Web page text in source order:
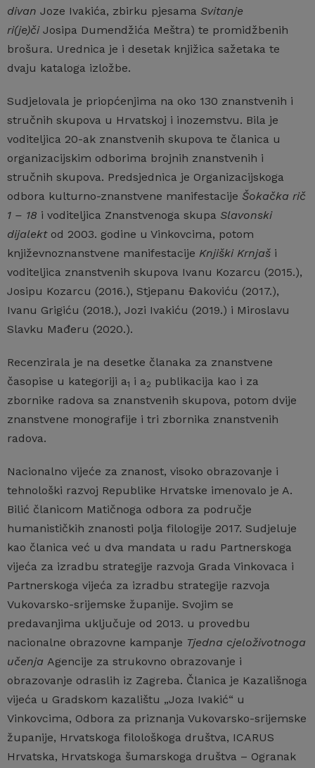
divan Joze Ivakića, zbirku pjesama Svitanje
ri(je)čiJosipa Dumendžića Meštra) te promidžbenih
brošura. Urednica je i desetak knjižica sažetaka te
dvaju kataloga izložbe.
Sudjelovala je priopćenjima na oko 130 znanstvenih i
stručnih skupova u Hrvatskoj i inozemstvu. Bila je
voditeljica 20-ak znanstvenih skupova te članica u
organizacijskim odborima brojnih znanstvenih i
stručnih skupova. Predsjednica je Organizacijskoga
odbora kulturno-znanstvene manifestacije Šokačka rič
1 – 18 i voditeljica Znanstvenoga skupa Slavonski
dijalektod 2003. godine u Vinkovcima, potom
književnoznanstvene manifestacije Knjiški Krnjaš i
voditeljica znanstvenih skupova Ivanu Kozarcu (2015.),
Josipu Kozarcu (2016.), Stjepanu Đakoviću (2017.),
Ivanu Grigiću (2018.), Jozi Ivakiću (2019.) i Miroslavu
Slavku Mađeru (2020.).
Recenzirala je na desetke članaka za znanstvene
časopise u kategoriji a1 i a2 publikacija kao i za
zbornike radova sa znanstvenih skupova, potom dvije
znanstvene monografije i tri zbornika znanstvenih
radova.
Nacionalno vijeće za znanost, visoko obrazovanje i
tehnološki razvoj Republike Hrvatske imenovalo je A.
Bilić članicom Matičnoga odbora za područje
humanističkih znanosti polja filologije 2017. Sudjeluje
kao članica već u dva mandata u radu Partnerskoga
vijeća za izradbu strategije razvoja Grada Vinkovaca i
Partnerskoga vijeća za izradbu strategije razvoja
Vukovarsko-srijemske županije. Svojim se
predavanjima uključuje od 2013. u provedbu
nacionalne obrazovne kampanje Tjedna cjeloživotnoga
učenja Agencije za strukovno obrazovanje i
obrazovanje odraslih iz Zagreba. Članica je Kazališnoga
vijeća u Gradskom kazalištu „Joza Ivakić“ u
Vinkovcima, Odbora za priznanja Vukovarsko-srijemske
županije, Hrvatskoga filološkoga društva, ICARUS
Hrvatska, Hrvatskoga šumarskoga društva – Ogranak